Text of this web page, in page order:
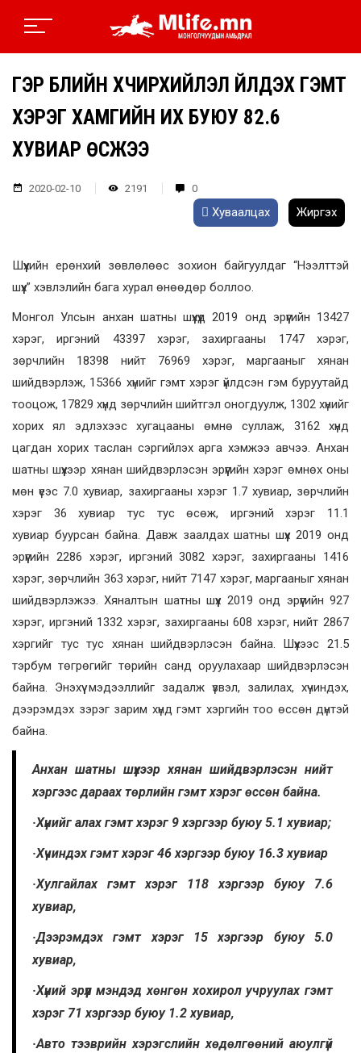
ГЭР БҮЛИЙН ХҮЧИРХИЙЛЭЛ ҮЙЛДЭХ ГЭМТ
ХЭРЭГ ХАМГИЙН ИХ БУЮУ 82.6
ХУВИАР ӨСЖЭЭ
2020-02-10 2191 0
Хуваалцах Жиргэх
Шүүхийн ерөнхий зөвлөлөөс зохион байгуулдаг “Нээлттэй
шүүх” хэвлэлийн бага хурал өнөөдөр боллоо.
Монгол Улсын анхан шатны шүүхүүд 2019 онд эрүүгийн 13427
хэрэг, иргэний 43397 хэрэг, захиргааны 1747 хэрэг,
зөрчлийн 18398 нийт 76969 хэрэг, маргааныг хянан
шийдвэрлэж, 15366 хүнийг гэмт хэрэг үйлдсэн гэм буруутайд
тооцож, 17829 хүнд зөрчлийн шийтгэл оногдуулж, 1302 хүнийг
хорих ял эдлэхээс хугацааны өмнө суллаж, 3162 хүнд
цагдан хорих таслан сэргийлэх арга хэмжээ авчээ. Анхан
шатны шүүхээр хянан шийдвэрлэсэн эрүүгийн хэрэг өмнөх оны
мөн үеэс 7.0 хувиар, захиргааны хэрэг 1.7 хувиар, зөрчлийн
хэрэг 36 хувиар тус тус өсөж, иргэний хэрэг 11.1
хувиар буурсан байна. Давж заалдах шатны шүүх 2019 онд
эрүүгийн 2286 хэрэг, иргэний 3082 хэрэг, захиргааны 1416
хэрэг, зөрчлийн 363 хэрэг, нийт 7147 хэрэг, маргааныг хянан
шийдвэрлэжээ. Хяналтын шатны шүүх 2019 онд эрүүгийн 927
хэрэг, иргэний 1332 хэрэг, захиргааны 608 хэрэг, нийт 2867
хэргийг тус тус хянан шийдвэрлэсэн байна. Шүүхээс 21.5
тэрбум төгрөгийг төрийн санд оруулахаар шийдвэрлэсэн
байна. Энэхүү мэдээллийг задалж үзвэл, залилах, хүчиндэх,
дээрэмдэх зэрэг зарим хүнд гэмт хэргийн тоо өссөн дүнтэй
байна.
Анхан шатны шүүхээр хянан шийдвэрлэсэн нийт
хэргээс дараах төрлийн гэмт хэрэг өссөн байна.
·Хүнийг алах гэмт хэрэг 9 хэргээр буюу 5.1 хувиар;
·Хүчиндэх гэмт хэрэг 46 хэргээр буюу 16.3 хувиар
·Хулгайлах гэмт хэрэг 118 хэргээр буюу 7.6
хувиар,
·Дээрэмдэх гэмт хэрэг 15 хэргээр буюу 5.0
хувиар,
·Хүний эрүүл мэндэд хөнгөн хохирол учруулах гэмт
хэрэг 71 хэргээр буюу 1.2 хувиар,
·Авто тээврийн хэрэгслийн хөдөлгөөний аюулгүй